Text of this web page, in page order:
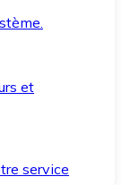
et
service